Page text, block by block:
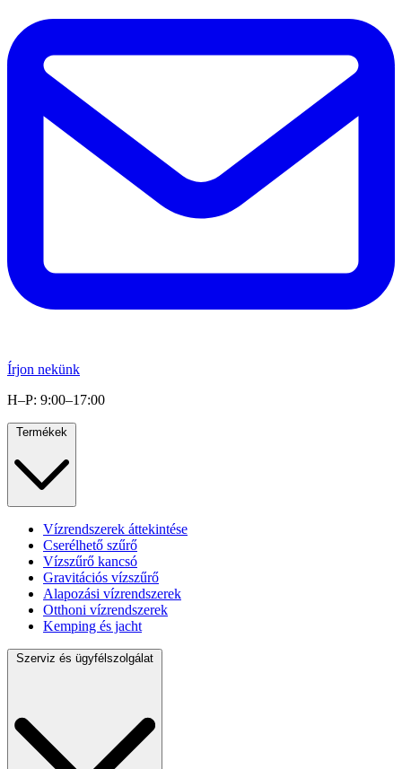
Írjon nekünk
H–P: 9:00–17:00
Termékek
Vízrendszerek áttekintése
Cserélhető szűrő
Vízszűrő kancsó
Gravitációs vízszűrő
Alapozási vízrendszerek
Otthoni vízrendszerek
Kemping és jacht
Szerviz és ügyfélszolgálat